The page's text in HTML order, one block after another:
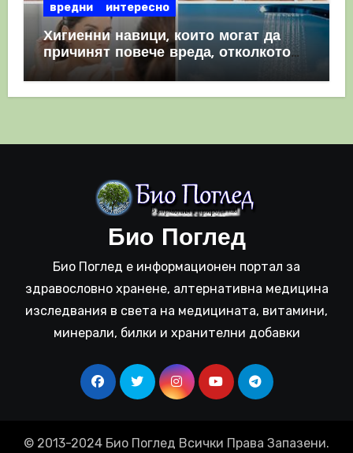
вредни интересно
Хигиенни навици, които могат да
причинят повече вреда, отколкото
полза
Био Поглед
Био Поглед е информационен портал за
здравословно хранене, алтернативна медицина
изследвания в света на медицината, витамини,
минерали, билки и хранителни добавки
© 2013-2024 Био Поглед Всички Права Запазени.